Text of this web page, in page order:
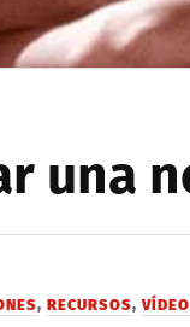
una
,RECURSOS,